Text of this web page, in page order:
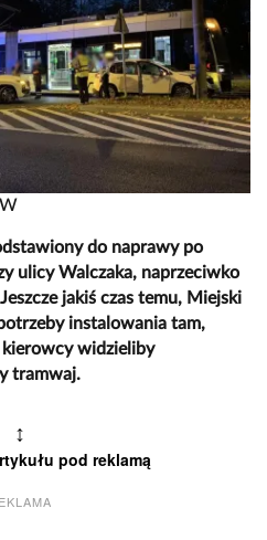
do naprawy po
ulicy Walczaka, naprzeciwko
jakiś czas temu, Miejski
instalowania tam,
widzieliby
tramwaj.
↕
pod reklamą